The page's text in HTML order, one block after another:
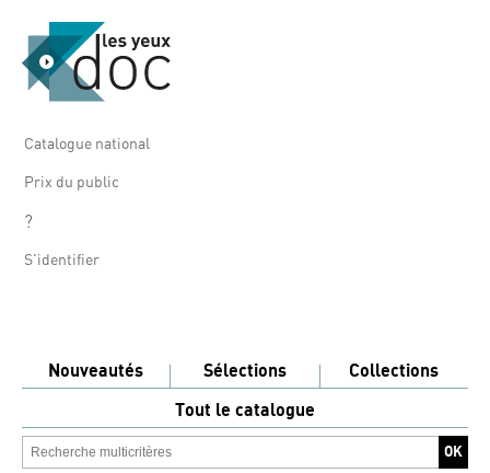
Catalogue national
Prix du public
?
S'identifier
Nouveautés Sélections
Collections
Tout le catalogue